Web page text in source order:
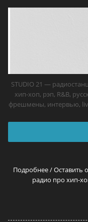
STUDIO 21 —
хип-хоп, рэп, R&B,
фрешмены, интервью,
Подробнее / Оставить
радио про хип-